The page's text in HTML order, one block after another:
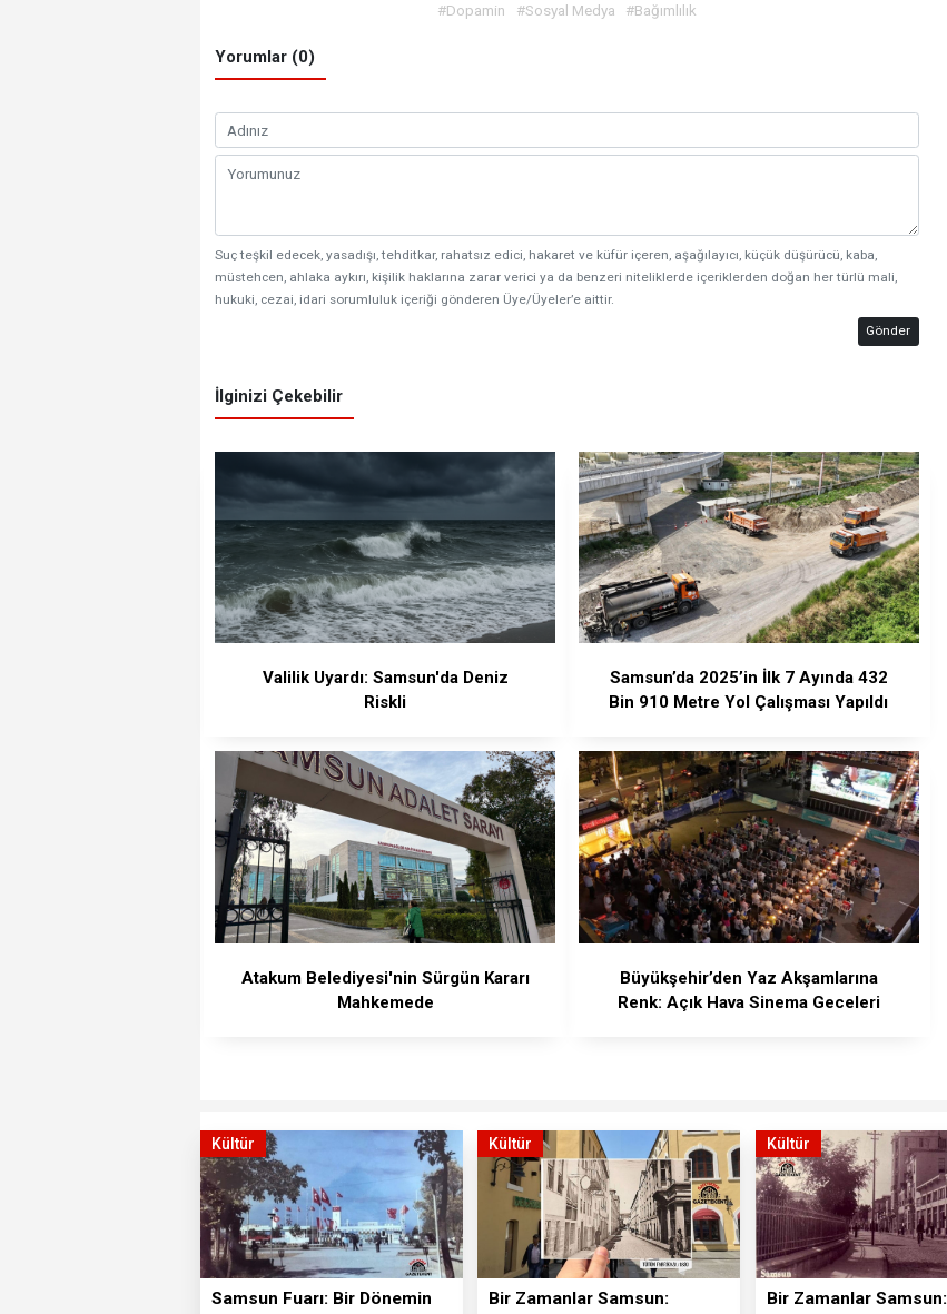
#Dopamin #Sosyal Medya #Bağımlılık
Yorumlar (0)
Suç teşkil edecek, yasadışı, tehditkar, rahatsız edici, hakaret ve küfür içeren, aşağılayıcı, küçük düşürücü, kaba,
müstehcen, ahlaka aykırı, kişilik haklarına zarar verici ya da benzeri niteliklerde içeriklerden doğan her türlü mali,
hukuki, cezai, idari sorumluluk içeriği gönderen Üye/Üyeler’e aittir.
Gönder
İlginizi Çekebilir
Valilik Uyardı: Samsun'da Deniz
Riskli
Samsun’da 2025’in İlk 7 Ayında 432
Bin 910 Metre Yol Çalışması Yapıldı
Atakum Belediyesi'nin Sürgün Kararı
Mahkemede
Büyükşehir’den Yaz Akşamlarına
Renk: Açık Hava Sinema Geceleri
Kültür
Samsun Fuarı: Bir Dönemin
Kültür
Bir Zamanlar Samsun:
Kültür
Bir Zamanlar Samsun: